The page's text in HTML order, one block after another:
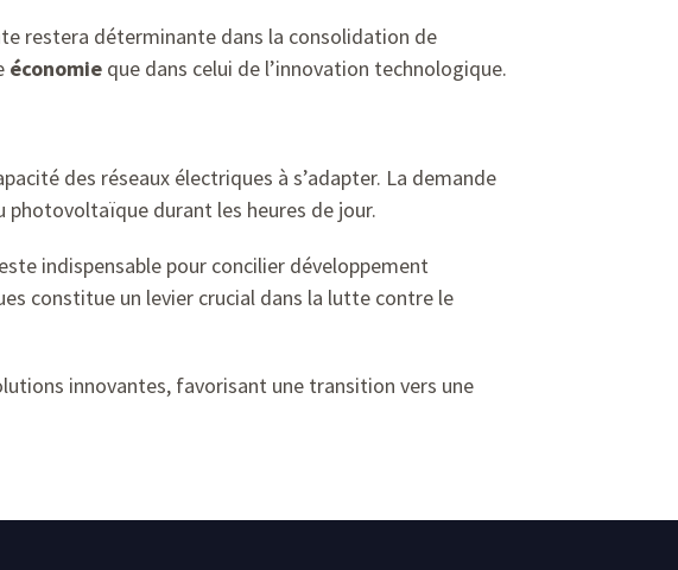
restera déterminante dans la consolidation de
économie que dans celui de l’innovation technologique.
des réseaux électriques à s’adapter. La demande
durant les heures de jour.
indispensable pour concilier développement
constitue un levier crucial dans la lutte contre le
innovantes, favorisant une transition vers une